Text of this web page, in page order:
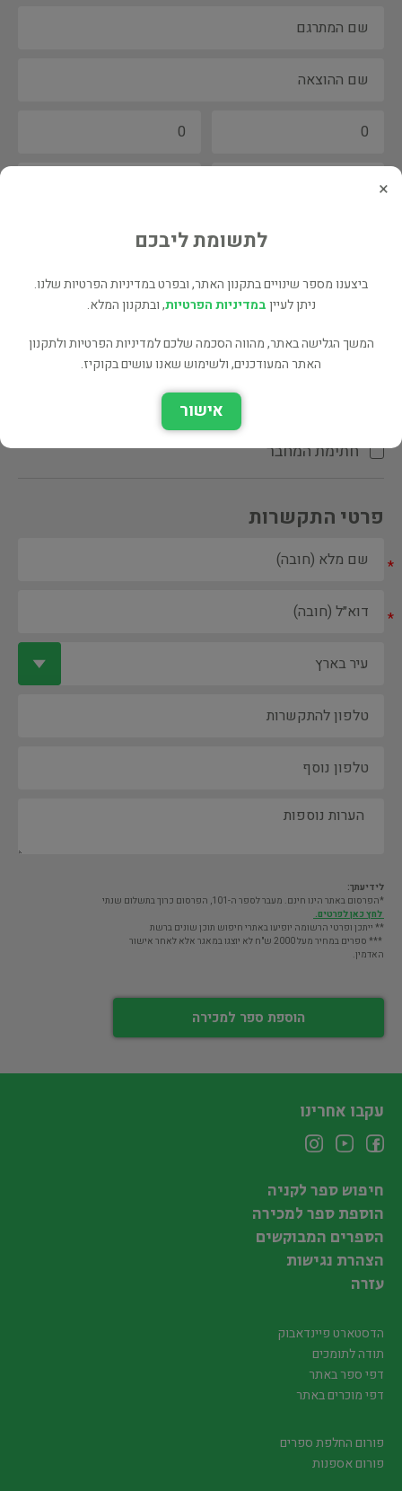
הקדשת המחבר\המתרגם
חתימת המחבר
פרטי התקשרות
*
*
לידיעתך:
*הפרסום באתר הינו חינם. מעבר לספר ה-101, הפרסום כרוך בתשלום שנתי
לחץ כאן לפרטים.
** ייתכן ופרטי הרשומה יופיעו באתרי חיפוש תוכן שונים ברשת
*** ספרים במחיר מעל 2000 ש"ח לא יוצגו במאגר אלא לאחר אישור
האדמין.
הוספת ספר למכירה
×
לתשומת ליבכם
ביצענו מספר שינויים בתקנון האתר, ובפרט במדיניות הפרטיות שלנו.
ניתן לעייןבמדיניות הפרטיות, ובתקנון המלא.
המשך הגלישה באתר, מהווה הסכמה שלכם למדיניות הפרטיות ולתקנון
האתר המעודכנים, ולשימוש שאנו עושים בקוקיז.
אישור
עקבו אחרינו
חיפוש ספר לקניה
הוספת ספר למכירה
הספרים המבוקשים
הצהרת נגישות
עזרה
הדסטארט פיינדאבוק
תודה לתומכים
דפי ספר באתר
דפי מוכרים באתר
פורום החלפת ספרים
פורום אספנות